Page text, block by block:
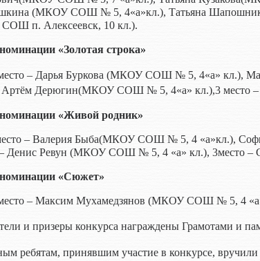
(МКОУ СОШ № 5, 4«а»кл.), Татьяна
п. Алексеевск, 10 кл.).
«Золотая строка»
– Дарья Буркова(МКОУ СОШ № 5, 4«а» кл.),
Артём Дерюгин(МКОУ СОШ № 5, 4«а» кл.),3 место
«Живой родник»
– Валерия Быба(МКОУ СОШ № 5, 4 «а»кл.),
Денис Ревун (МКОУ СОШ № 5, 4 «а» кл.), 3место –
«Сюжет»
– Максим Мухамедзянов (МКОУ СОШ № 5, 4
и призеры конкурса награждены Грамотами и
ребятам, принявшим участие в конкурсе,